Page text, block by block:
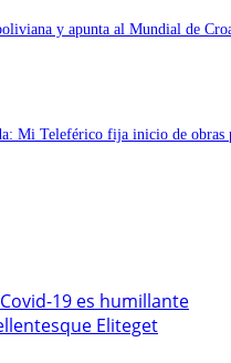
y apunta al Mundial de
Mi Teleférico fija inicio de obras
19 es humillante
Eliteget